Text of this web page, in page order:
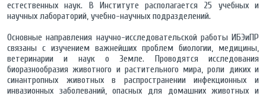
естественных наук. В Институте располагается 25 учебных и
научных лабораторий, учебно-научных подразделений.
Основные направления научно-исследовательской работы ИБЭиПР
связаны с изучением важнейших проблем биологии, медицины,
ветеринарии и наук о Земле. Проводятся исследования
биоразнообразия животного и растительного мира, роли диких и
синантропных животных в распространении инфекционных и
инвазионных заболеваний, опасных для домашних животных и